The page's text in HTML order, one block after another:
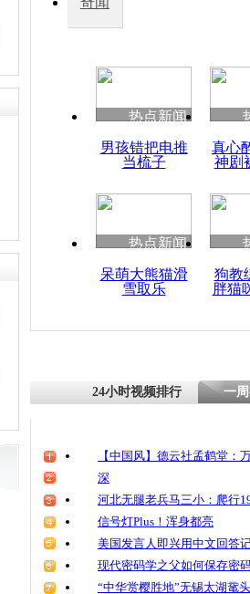
热点新闻
男孩错把电推
当梳子
真心
神剧
热点新闻
呆萌大熊猫滑
雪取乐
狗教
胖猫
24小时视频排行 一
【中国风】德云社孟鹤堂：
深
河北无腿老兵马三小：爬行
信号灯Plus！浑身都亮
美国发言人即兴用中文回答
现代密码学之父如何保存
“中华赏樱胜地”无锡太湖鼋